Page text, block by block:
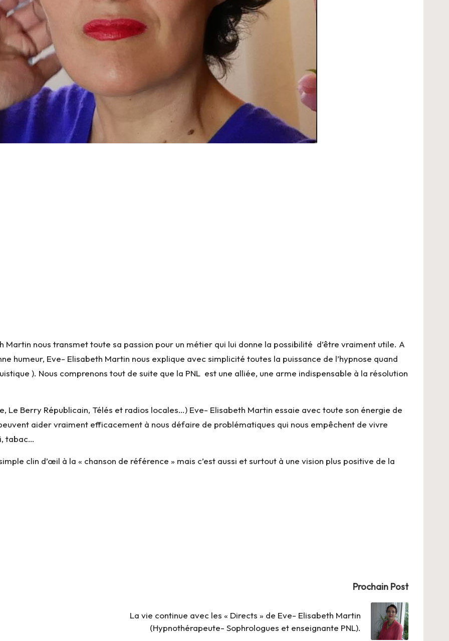
Martin nous transmet toute sa passion pour un métier qui lui donne la possibilité d’être vraiment utile. A
humeur, Eve- Elisabeth Martin nous explique avec simplicité toutes la puissance de l’hypnose quand
). Nous comprenons tout de suite que la PNL est une alliée, une arme indispensable à la résolution
Le Berry Républicain, Télés et radios locales…) Eve- Elisabeth Martin essaie avec toute son énergie de
aider vraiment efficacement à nous défaire de problématiques qui nous empêchent de vivre
tabac…
clin d’œil à la « chanson de référence » mais c’est aussi et surtout à une vision plus positive de la
Prochain Post
La vie continue avec les « Directs » de Eve- Elisabeth Martin
(Hypnothérapeute- Sophrologues et enseignante PNL).